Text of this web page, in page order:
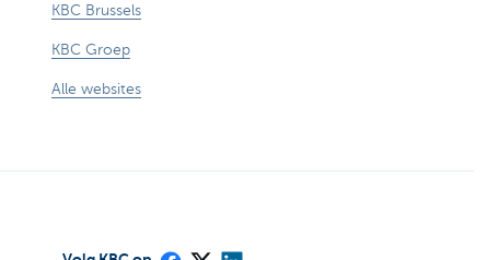
KBC Brussels
KBC Groep
Alle websites